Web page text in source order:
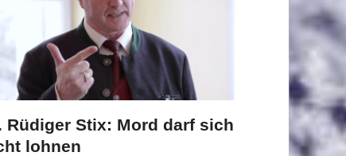
Rüdiger Stix: Mord darf sich
lohnen